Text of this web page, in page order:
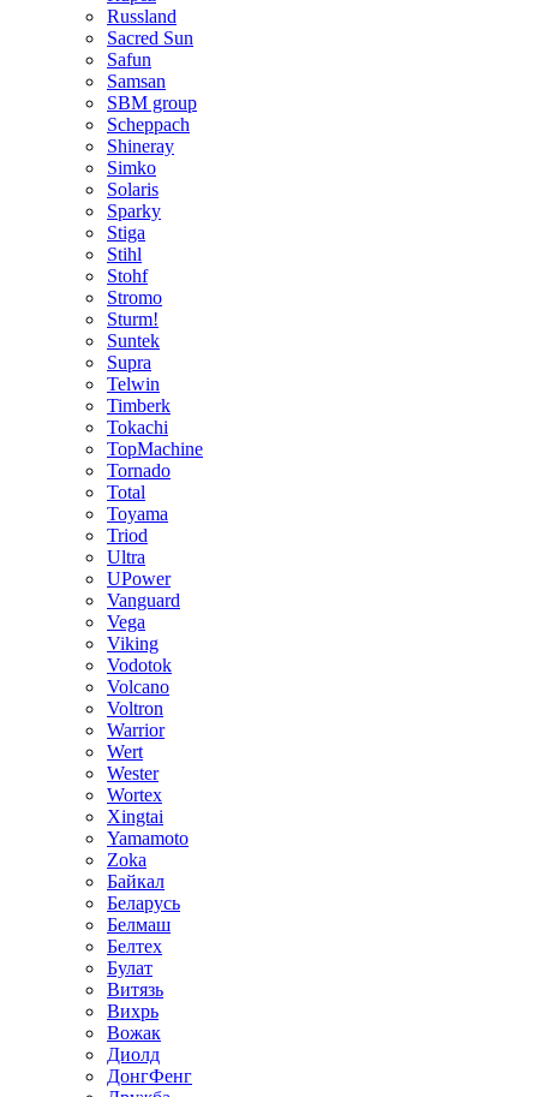
Russland
Sacred Sun
Safun
Samsan
SBM group
Scheppach
Shineray
Simko
Solaris
Sparky
Stiga
Stihl
Stohf
Stromo
Sturm!
Suntek
Supra
Telwin
Timberk
Tokachi
TopMachine
Tornado
Total
Toyama
Triod
Ultra
UPower
Vanguard
Vega
Viking
Vodotok
Volcano
Voltron
Warrior
Wert
Wester
Wortex
Xingtai
Yamamoto
Zoka
Байкал
Беларусь
Белмаш
Белтех
Булат
Витязь
Вихрь
Вожак
Диолд
ДонгФенг